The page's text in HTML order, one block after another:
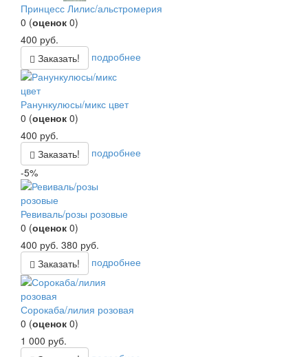
Принцесс Лилис/альстромерия
0 (оценок 0)
400 руб.
Заказать!
подробнее
Ранункулюсы/микс цвет
0 (оценок 0)
400 руб.
Заказать!
подробнее
-5%
Ревиваль/розы розовые
0 (оценок 0)
400 руб. 380 руб.
Заказать!
подробнее
Сорокаба/лилия розовая
0 (оценок 0)
1 000 руб.